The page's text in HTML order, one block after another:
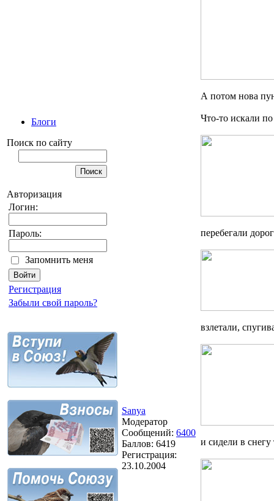
Блоги
Поиск по сайту
Авторизация
Логин:
Пароль:
Запомнить меня
Регистрация
Забыли свой пароль?
Sanya
Модератор
Сообщений: 6400
Баллов: 6419
Регистрация:
23.10.2004
А потом нова
Что-то искали
перебегали
взлетали,
и сидели в снегу